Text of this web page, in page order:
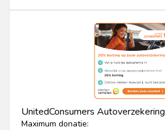
UnitedConsumers Autoverzekering
Maximum donatie: